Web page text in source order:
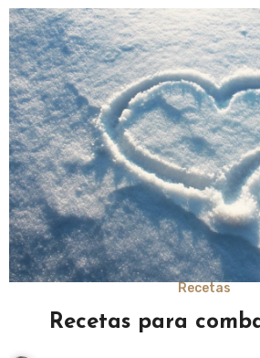
Recetas
Recetas para